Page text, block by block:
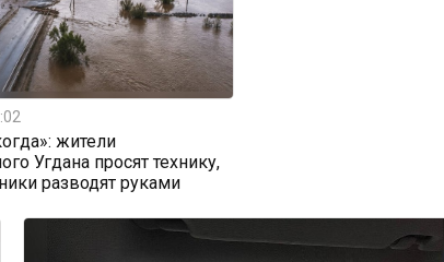
жители
Угдана просят технику,
разводят руками